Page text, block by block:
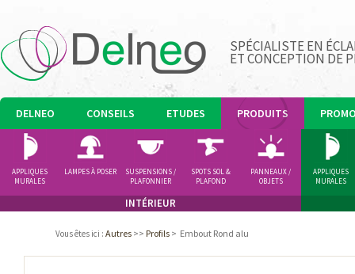
SPÉCIALISTE EN
ET CONCEPTION DE
DELNEO CONSEILS ETUDES PRODUITS
INTÉRIEUR
APPLIQUES
MURALES
LAMPES À POSER
SUSPENSIONS /
PLAFONNIER
SPOTS SOL &
PLAFOND
PANNEAUX /
OBJETS
APPLIQUES
MURALES
Vous êtes ici : Autres >> Profils > Embout Rond alu